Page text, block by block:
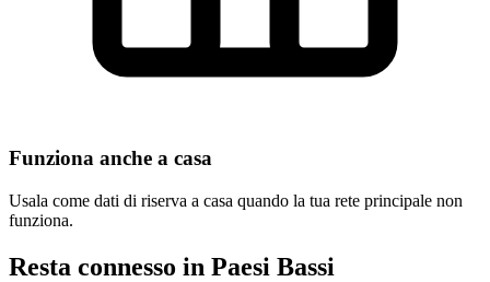
Funziona anche a casa
Usala come dati di riserva a casa quando la tua rete principale non
funziona.
Resta connesso in Paesi Bassi